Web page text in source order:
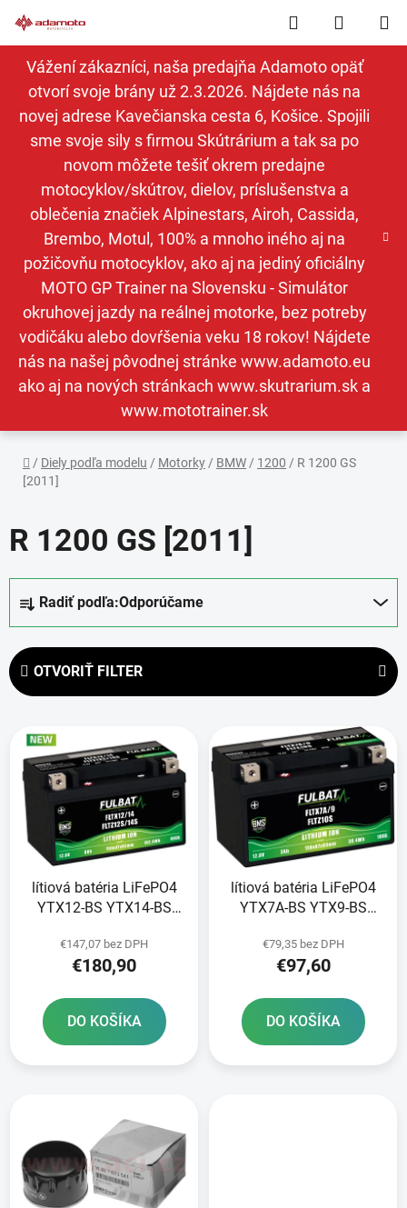
na
obsah
Vážení zákazníci, naša predajňa Adamoto opäť
otvorí svoje brány už 2.3.2026. Nájdete nás na
novej adrese Kavečianska cesta 6, Košice. Spojili
sme svoje sily s firmou Skútrárium a tak sa po
novom môžete tešiť okrem predajne
motocyklov/skútrov, dielov, príslušenstva a
oblečenia značiek Alpinestars, Airoh, Cassida,
Brembo, Motul, 100% a mnoho iného aj na
požičovňu motocyklov, ako aj na jediný oficiálny
MOTO GP Trainer na Slovensku - Simulátor
okruhovej jazdy na reálnej motorke, bez potreby
vodičáku alebo dovŕšenia veku 18 rokov! Nájdete
nás na našej pôvodnej stránke www.adamoto.eu
ako aj na nových stránkach www.skutrarium.sk a
www.mototrainer.sk
Hľadať
KOŠÍK
Domov
/ Diely podľa modelu / Motorky / BMW / 1200 / R 1200 GS
[2011]
R 1200 GS [2011]
e
n
Radiť podľa:Odporúčame
OTVORIŤ FILTER
lítiová batéria LiFePO4
YTX12-BS YTX14-BS
FULBAT 12V 8Ah 480A
hmotnosť 1 20 kg
€147,07 bez DPH
€180,90
DO KOŠÍKA
lítiová batéria LiFePO4
YTX7A-BS YTX9-BS
3Ah 180A hmotnosť 0
65 kg 150x87x93
€79,35 bez DPH
€97,60
DO KOŠÍKA